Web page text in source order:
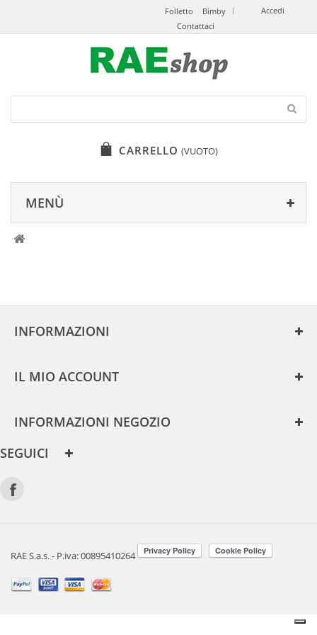
Accedi
Folletto
Bimby
Contattaci
CARRELLO (VUOTO)
MENÙ
INFORMAZIONI
IL MIO ACCOUNT
INFORMAZIONI NEGOZIO
SEGUICI
RAE S.a.s. - P.iva: 00895410264